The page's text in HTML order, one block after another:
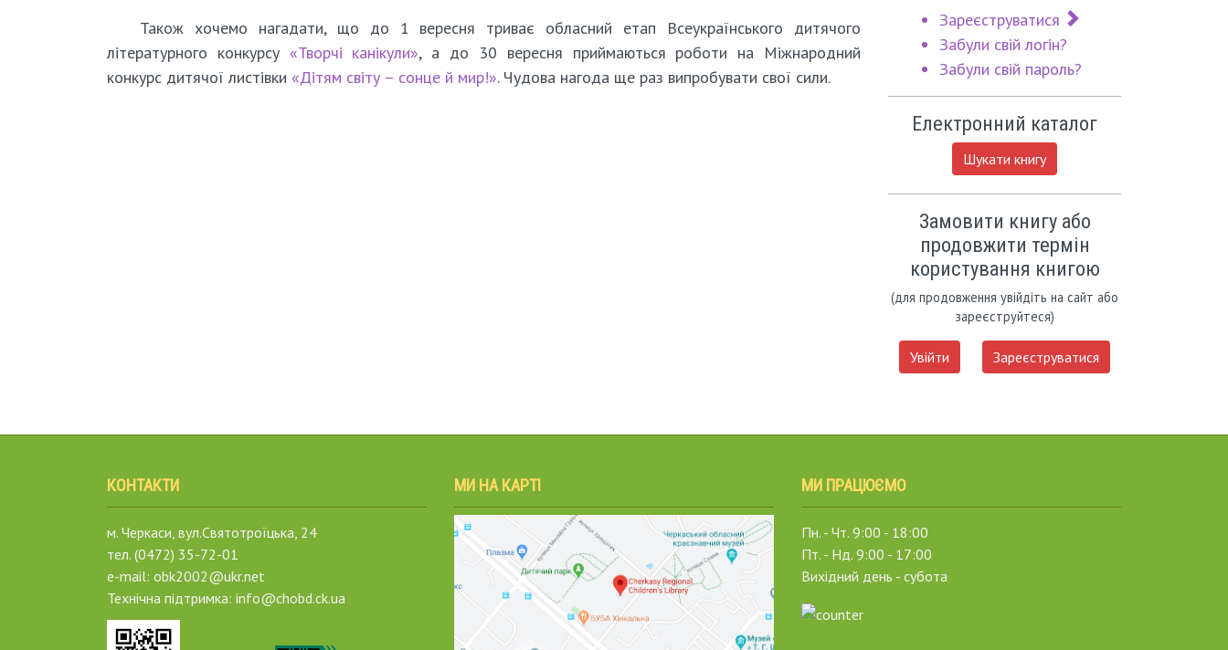
Також хочемо нагадати, що до 1 вересня триває обласний етап Всеукраїнського дитячого
літературного конкурсу «Творчі канікули», а до 30 вересня приймаються роботи на Міжнародний
конкурс дитячої листівки «Дітям світу – сонце й мир!». Чудова нагода ще раз випробувати свої сили.
Зареєструватися
Забули свій логін?
Забули свій пароль?
Електронний каталог
Шукати книгу
Замовити книгу або
продовжити термін
користування книгою
(для продовження увійдіть на сайт або
зареєструйтеся)
Увійти Зареєструватися
КОНТАКТИ
м. Черкаси, вул.Святотроїцька, 24
тел. (0472) 35-72-01
e-mail: obk2002@ukr.net
Технічна підтримка: info@chobd.ck.ua
МИ НА КАРТІ МИ ПРАЦЮЄМО
Пн. - Чт. 9:00 - 18:00
Пт. - Нд. 9:00 - 17:00
Вихідний день - субота